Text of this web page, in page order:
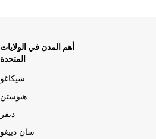
أهم المدن في الولايات
المتحدة
شيكاغو
هيوستن
دنفر
سان دييغو